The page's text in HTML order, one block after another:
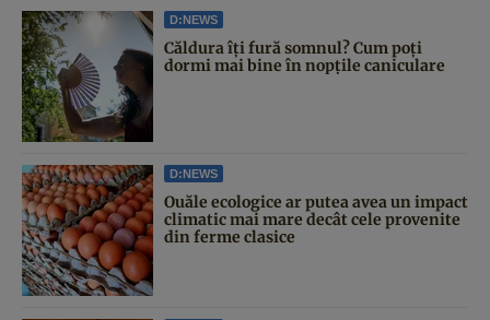
D:NEWS
Căldura îți fură somnul? Cum poți
dormi mai bine în nopțile caniculare
D:NEWS
Ouăle ecologice ar putea avea un impact
climatic mai mare decât cele provenite
din ferme clasice